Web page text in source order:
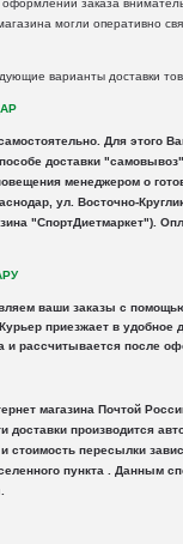
заказа
могли оперативно
варианты доставки
Для этого
доставки
менеджером о
ул. Восточно-
"СпортДиетмаркет").
ваши заказы с
приезжает в удобное
и рассчитывается после
магазина Почтой
доставки производится
стоимость пересылки
пункта . Данным